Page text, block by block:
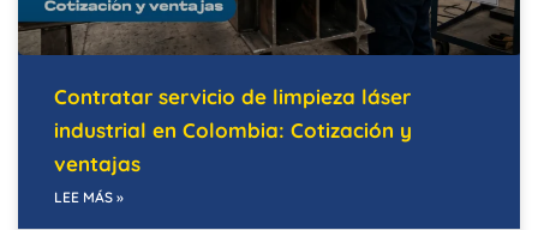
Contratar servicio de limpieza láser
industrial en Colombia: Cotización y
ventajas
LEE MÁS »